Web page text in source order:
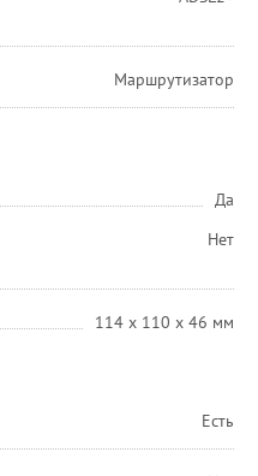
Маршрутизатор
Да
Нет
114 х 110 х 46 мм
Есть